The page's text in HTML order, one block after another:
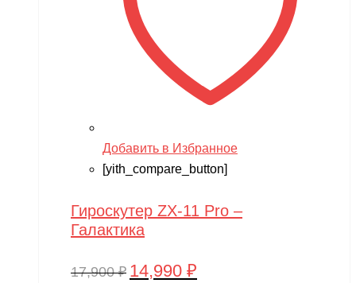
Добавить в Избранное
[yith_compare_button]
Гироскутер ZX-11 Pro –
Галактика
17,900₽ Первоначальная
14,990 ₽